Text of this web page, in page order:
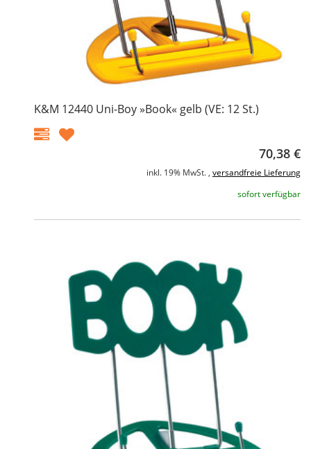
K&M 12440 Uni-Boy »Book« gelb (VE: 12 St.)
70,38 €
inkl. 19% MwSt. , versandfreie Lieferung
sofort verfügbar